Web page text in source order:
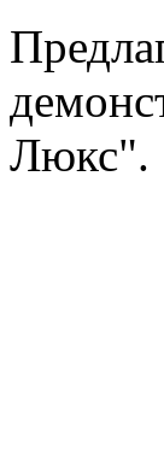
Люкс".